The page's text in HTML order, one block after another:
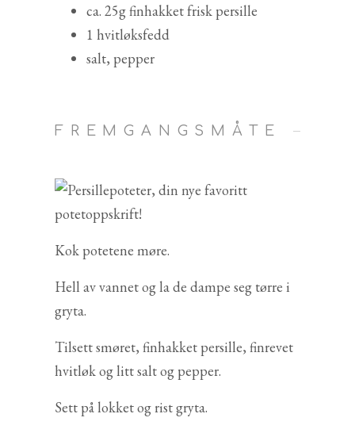
ca. 25g finhakket frisk persille
1 hvitløksfedd
salt, pepper
FREMGANGSMÅTE
Kok potetene møre.
Hell av vannet og la de dampe seg tørre i
gryta.
Tilsett smøret, finhakket persille, finrevet
hvitløk og litt salt og pepper.
Sett på lokket og rist gryta.